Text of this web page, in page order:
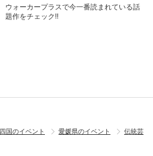
ウォーカープラスで今一番読まれている話
題作をチェック!!
四国のイベント 愛媛県のイベント
伝統芸